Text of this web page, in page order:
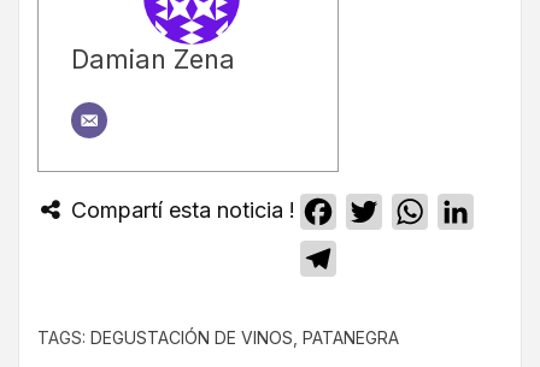
Damian Zena
Compartí esta noticia ! Facebook
TwitterWhatsApp
TAGS: DEGUSTACIÓN DE VINOS PATANEGRA